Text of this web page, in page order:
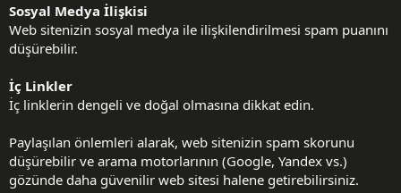
Sosyal Medya İlişkisi
Web sitenizin sosyal medya ile ilişkilendirilmesi spam puanını
düşürebilir.
İç Linkler
İç linklerin dengeli ve doğal olmasına dikkat edin.
Paylaşılan önlemleri alarak, web sitenizin spam skorunu
düşürebilir ve arama motorlarının (Google, Yandex vs.)
gözünde daha güvenilir web sitesi halene getirebilirsiniz.